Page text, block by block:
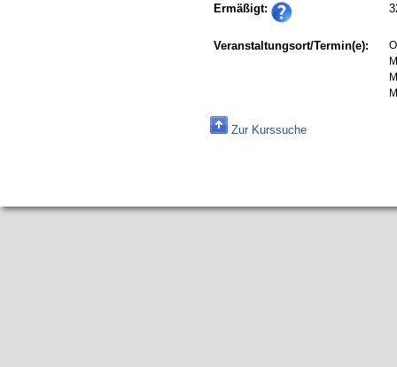
Ermäßigt:
Veranstaltungsort/Termin(e):
Zur Kurssuche